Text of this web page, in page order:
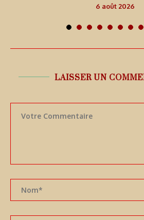
6 août 2026
LAISSER UN